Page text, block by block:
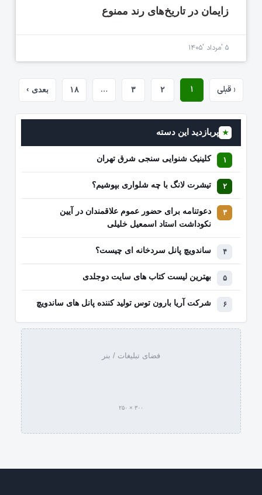
زایمان در تاریخ‌های رند ممنوع
۵ 'مرداد '۱۴۰۵
‹ قبلی ۱ ۲ ۳ … ۱۸ بعدی ›
★ پربازدید این دسته
کلینیک شنوایی سنجی شرق تهران
تیشرت لانگ با چه شلواری بپوشیم؟
دعوتنامه برای حضور عموم علاقمندان در آیین
نکوداشت استاد اسمعیل خلیلی
ساندویچ پانل سردخانه ای چیست؟
بهترین لیست کتاب‌ های سایت دوجلدی
شرکت آریا بارون توس تولید کننده پانل های ساندویچ
فضای تبلیغات / بنر
۳۰۰ × ۲۵۰